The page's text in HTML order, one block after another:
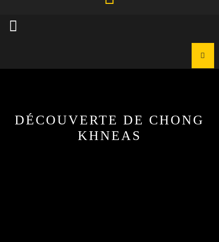
DÉCOUVERTE DE CHONG
KHNEAS